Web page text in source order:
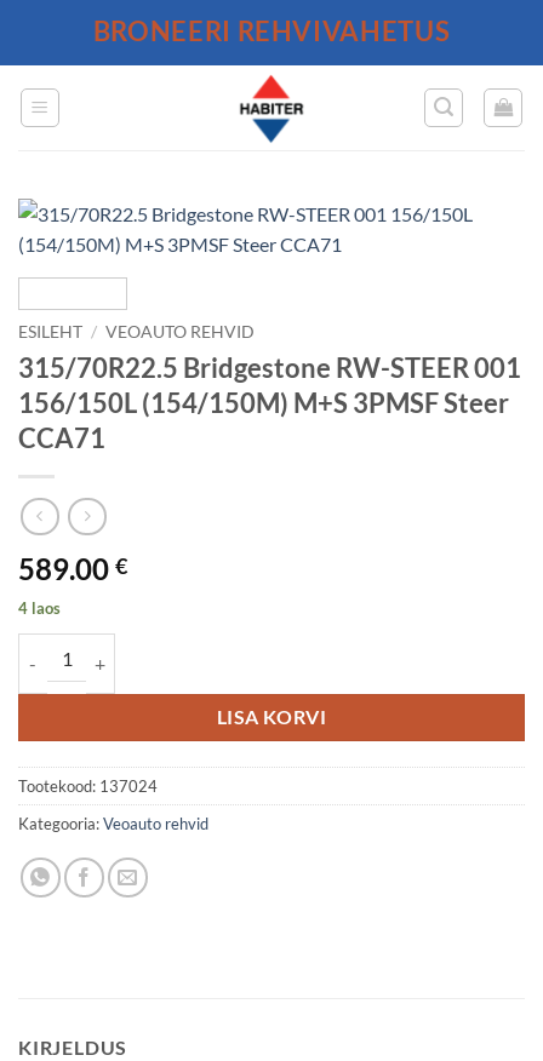
BRONEERI REHVIVAHETUS
ESILEHT / VEOAUTO REHVID
315/70R22.5 Bridgestone RW-STEER 001
156/150L (154/150M) M+S 3PMSF Steer
CCA71
589.00 €
4 laos
LISA KORVI
Tootekood: 137024
Kategooria:Veoauto rehvid
KIRJELDUS